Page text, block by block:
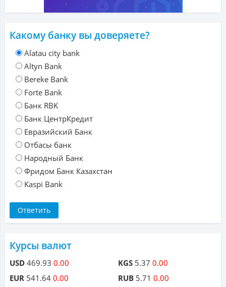
Какому банку вы доверяете?
Alatau city bank
Altyn Bank
Bereke Bank
Forte Bank
Банк RBK
Банк ЦентрКредит
Евразийский Банк
Отбасы банк
Народный Банк
Фридом Банк Казахстан
Kaspi Bank
Курсы валют
USD 469.93 0.00
EUR 541.64 0.00
KGS 5.37 0.00
RUB 5.71 0.00